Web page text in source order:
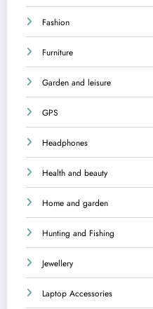
Fashion
Furniture
Garden and leisure
GPS
Headphones
Health and beauty
Home and garden
Hunting and Fishing
Jewellery
Laptop Accessories